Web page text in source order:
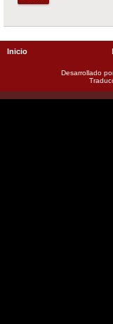
Inicio
Desarrollado